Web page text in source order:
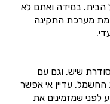
הבית. במידה ואתם לא
מערכת התקינה
שיש. וגם עם
עדיין אי אפשר
לפני שמזמינים את